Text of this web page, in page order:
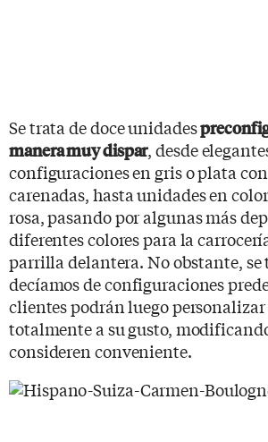
Se trata de doce unidades
manera muy dispar, desde
configuraciones en gris o plata
carenadas, hasta unidades en
rosa, pasando por algunas más
diferentes colores para la
parrilla delantera. No obstante, se
decíamos de configuraciones
clientes podrán luego personalizar
totalmente a su gusto,
consideren conveniente.